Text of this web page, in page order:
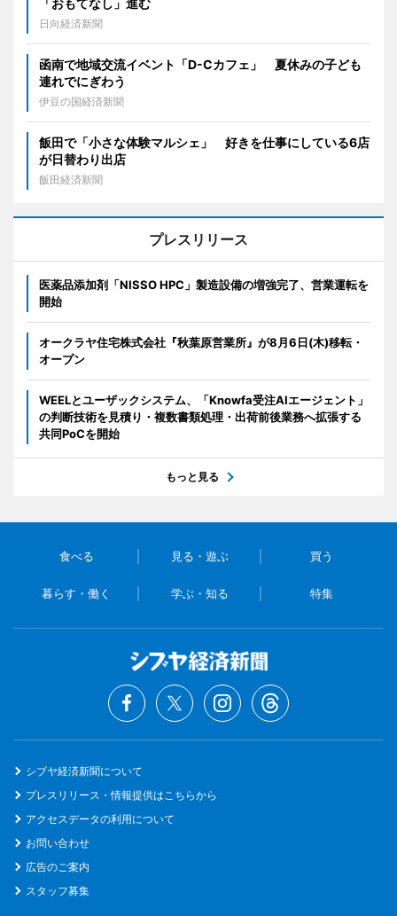
日向経済新聞
函南で地域交流イベント「D-Cカフェ」 夏休みの子ども
連れでにぎわう
伊豆の国経済新聞
飯田で「小さな体験マルシェ」 好きを仕事にしている6店
が日替わり出店
飯田経済新聞
プレスリリース
医薬品添加剤「NISSO HPC」製造設備の増強完了、営業運転を
開始
オークラヤ住宅株式会社『秋葉原営業所』が8月6日(木)移転・
オープン
WEELとユーザックシステム、「Knowfa受注AIエージェント」
の判断技術を見積り・複数書類処理・出荷前後業務へ拡張する
共同PoCを開始
もっと見る
食べる 見る・遊ぶ 買う
暮らす・働く 学ぶ・知る 特集
シブヤ経済新聞について
プレスリリース・情報提供はこちらから
アクセスデータの利用について
お問い合わせ
広告のご案内
スタッフ募集